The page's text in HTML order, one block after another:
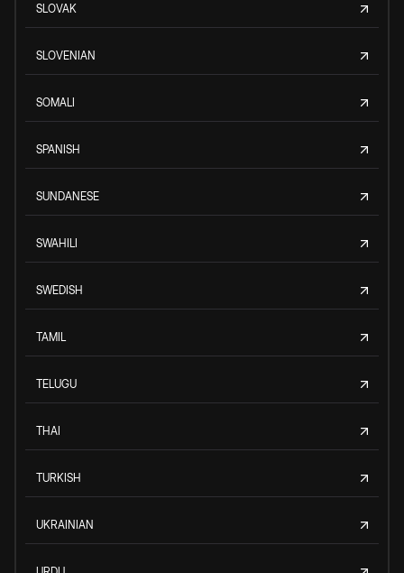
SLOVAK
SLOVENIAN
SOMALI
SPANISH
SUNDANESE
SWAHILI
SWEDISH
TAMIL
TELUGU
THAI
TURKISH
UKRAINIAN